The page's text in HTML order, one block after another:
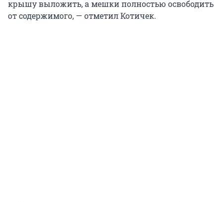
крышу выложить, а мешки полностью освободить
от содержимого, — отметил Котичек.